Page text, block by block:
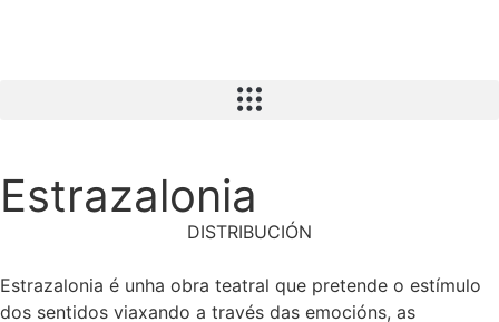
Estrazalonia
DISTRIBUCIÓN
Estrazalonia é unha obra teatral que pretende o estímulo
dos sentidos viaxando a través das emocións, as